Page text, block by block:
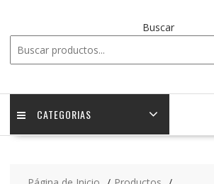
Buscar
CATEGORIAS